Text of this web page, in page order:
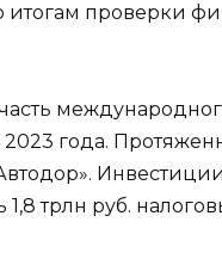
итогам проверки
года.
трлн руб.